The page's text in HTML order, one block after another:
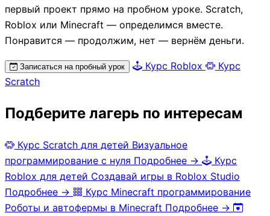
первый проект прямо на пробном уроке. Scratch,
Roblox или Minecraft — определимся вместе.
Понравится — продолжим, нет — вернём деньги.
Записаться на пробный урок Курс Roblox
Курс
Scratch
Подберите лагерь по интересам
Курс Scratch для детей Визуальное
программирование с нуля Подробнее →
Курс
Roblox для детей Создавай игры в Roblox Studio
Подробнее →
Курс Minecraft программирование
Роботы и автофермы в Minecraft Подробнее →